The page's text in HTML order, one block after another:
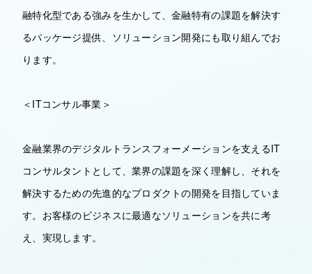
融特化型である強みを生かして、金融特有の課題を解決す
るパッケージ提供、ソリューション開発にも取り組んでお
ります。
＜ITコンサル事業＞
金融業界のデジタルトランスフォーメーションを支えるIT
コンサルタントとして、業界の課題を深く理解し、それを
解決するための先進的なプロダクトの開発を目指していま
す。お客様のビジネスに最適なソリューションを共に考
え、実現します。